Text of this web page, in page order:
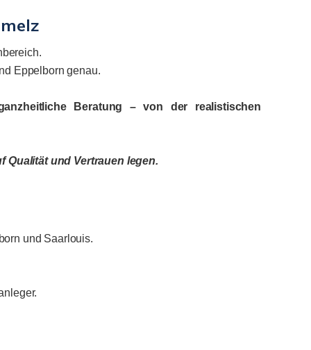
Eppelborn genau.
Beratung – von der realistischen
Qualität und Vertrauen legen.
und Saarlouis.